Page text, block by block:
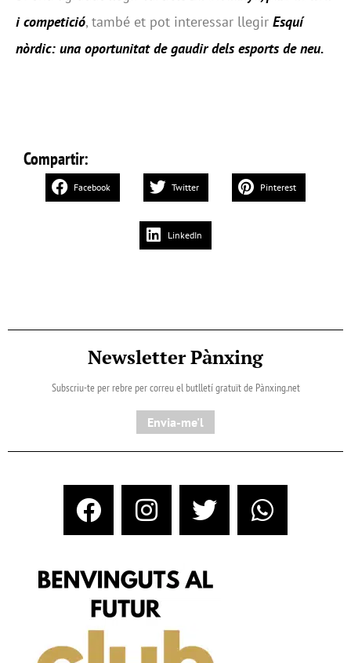
i competició, també et pot interessar llegir Esquí
nòrdic: una oportunitat de gaudir dels esports de neu.
Compartir:
Facebook Twitter Pinterest
LinkedIn
Newsletter Pànxing
Subscriu-te per rebre per correu el butlletí gratuït de Pànxing.net​
Envia-me'l